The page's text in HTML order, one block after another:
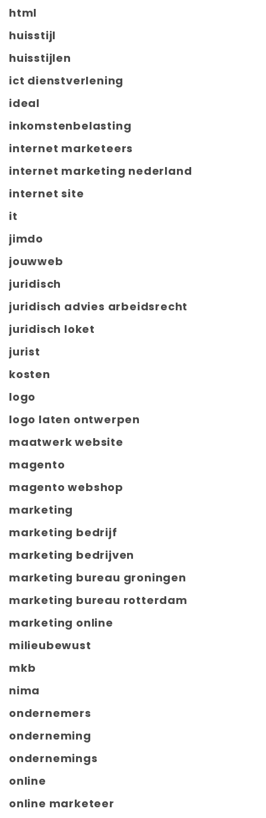
html
huisstijl
huisstijlen
ict dienstverlening
ideal
inkomstenbelasting
internet marketeers
internet marketing nederland
internet site
it
jimdo
jouwweb
juridisch
juridisch advies arbeidsrecht
juridisch loket
jurist
kosten
logo
logo laten ontwerpen
maatwerk website
magento
magento webshop
marketing
marketing bedrijf
marketing bedrijven
marketing bureau groningen
marketing bureau rotterdam
marketing online
milieubewust
mkb
nima
ondernemers
onderneming
ondernemings
online
online marketeer